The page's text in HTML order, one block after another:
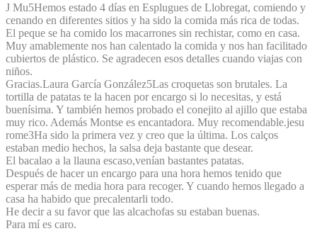
J Mu5Hemos estado 4 días en Esplugues de Llobregat, comiendo y
cenando en diferentes sitios y ha sido la comida más rica de todas.
El peque se ha comido los macarrones sin rechistar, como en casa.
Muy amablemente nos han calentado la comida y nos han facilitado
cubiertos de plástico. Se agradecen esos detalles cuando viajas con
niños.
Gracias.Laura García González5Las croquetas son brutales. La
tortilla de patatas te la hacen por encargo si lo necesitas, y está
buenísima. Y también hemos probado el conejito al ajillo que estaba
muy rico. Además Montse es encantadora. Muy recomendable.jesu
rome3Ha sido la primera vez y creo que la última. Los calços
estaban medio hechos, la salsa deja bastante que desear.
El bacalao a la llauna escaso,venían bastantes patatas.
Después de hacer un encargo para una hora hemos tenido que
esperar más de media hora para recoger. Y cuando hemos llegado a
casa ha habido que precalentarli todo.
He decir a su favor que las alcachofas su estaban buenas.
Para mí es caro.